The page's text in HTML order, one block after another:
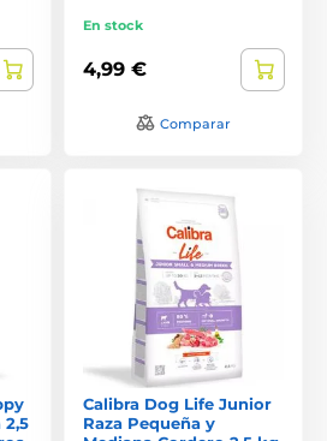
En stock
4,99 €
Comparar
2,5
Calibra Dog Life Junior
Raza Pequeña y